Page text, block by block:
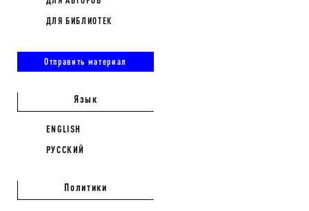
ДЛЯ БИБЛИОТЕК
Отправить материал
Язык
ENGLISH
РУССКИЙ
Политики